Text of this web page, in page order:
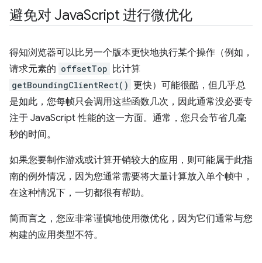
避免对 JavaScript 进行微优化
得知浏览器可以比另一个版本更快地执行某个操作（例如，
请求元素的 offsetTop 比计算
getBoundingClientRect() 更快）可能很酷，但几乎总
是如此，您每帧只会调用这些函数几次，因此通常没必要专
注于 JavaScript 性能的这一方面。通常，您只会节省几毫
秒的时间。
如果您要制作游戏或计算开销较大的应用，则可能属于此指
南的例外情况，因为您通常需要将大量计算放入单个帧中，
在这种情况下，一切都很有帮助。
简而言之，您应非常谨慎地使用微优化，因为它们通常与您
构建的应用类型不符。